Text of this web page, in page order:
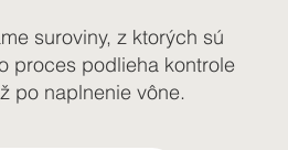
suroviny, z ktorých sú
proces podlieha kontrole
po naplnenie vône.